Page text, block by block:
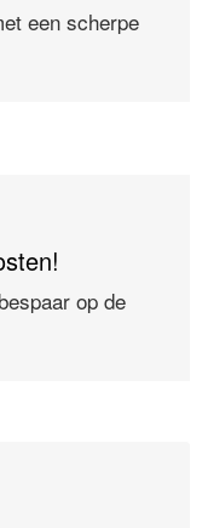
een scherpe
op de